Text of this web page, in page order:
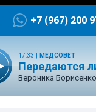
+7 (967) 200
17:33 МЕДСОВЕТ
Передаются
Вероника